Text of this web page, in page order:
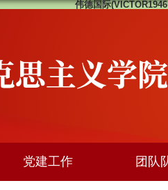
伟德国际
党建工作 团队